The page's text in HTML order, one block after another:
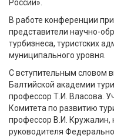
России».
В работе конференции
представители научно-
турбизнеса, туристских
муниципального уровня.
С вступительным словом
Балтийской академии
профессор Т.И. Власова.
Комитета по развитию
профессор В.И. Кружалин,
руководителя